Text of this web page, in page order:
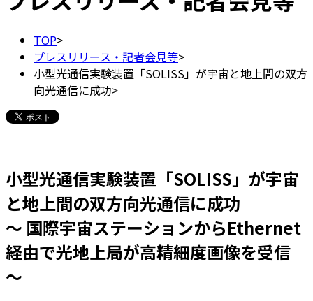
TOP>
プレスリリース・記者会見等>
小型光通信実験装置「SOLISS」が宇宙と地上間の双方
向光通信に成功>
小型光通信実験装置「SOLISS」が宇宙
と地上間の双方向光通信に成功
～ 国際宇宙ステーションからEthernet
経由で光地上局が高精細度画像を受信
～